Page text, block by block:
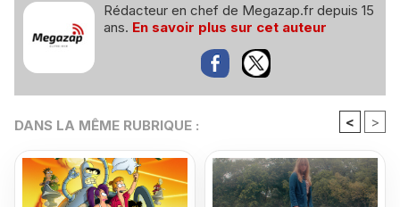
Rédacteur en chef de Megazap.fr depuis 15
ans. En savoir plus sur cet auteur
DANS LA MÊME RUBRIQUE : < >